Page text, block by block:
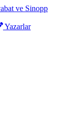
Yazarlar